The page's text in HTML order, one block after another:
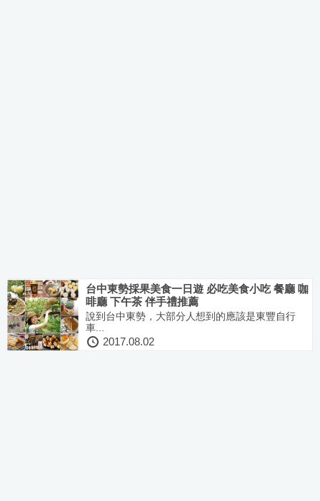
台中東勢採果美食一日遊 必吃美食小吃 餐廳 咖
啡廳 下午茶 伴手禮推薦
說到台中東勢，大部分人想到的應該是東豐自行
車...
2017.08.02